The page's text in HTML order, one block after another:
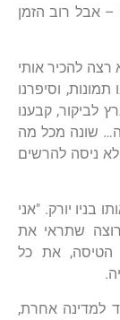
אבל רוב הזמן
להכיר אותי
וסיפרנו
לביקור, קבענו
שונה מכל מה
ניסה להרשים
בניו יורק. "אני
שתראי את
הטיסה, את כל
למדינה אחרת,